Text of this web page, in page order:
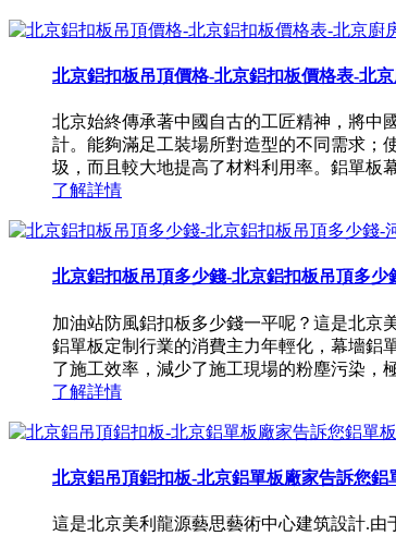
北京鋁扣板吊頂價格-北京鋁扣板價格表-北
北京始終傳承著中國自古的工匠精神，將中
計。能夠滿足工裝場所對造型的不同需求；
圾，而且較大地提高了材料利用率。鋁單板
了解詳情
北京鋁扣板吊頂多少錢-北京鋁扣板吊頂多少
加油站防風鋁扣板多少錢一平呢？這是北京
鋁單板定制行業的消費主力年輕化，幕墻鋁
了施工效率，減少了施工現場的粉塵污染，
了解詳情
北京鋁吊頂鋁扣板-北京鋁單板廠家告訴您鋁
這是北京美利龍源藝思藝術中心建筑設計.